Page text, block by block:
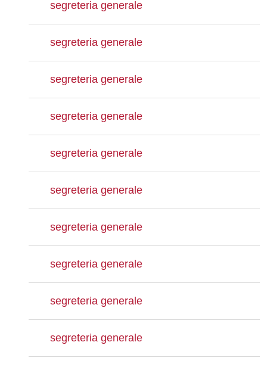
segreteria generale
segreteria generale
segreteria generale
segreteria generale
segreteria generale
segreteria generale
segreteria generale
segreteria generale
segreteria generale
segreteria generale